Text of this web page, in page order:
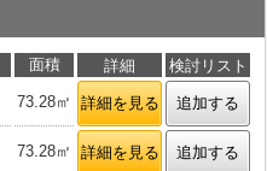
面積 詳細
検討リスト
73.28㎡ 詳細を見る 追加する
73.28㎡ 詳細を見る 追加する